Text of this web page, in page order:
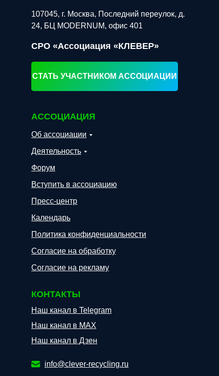
АССОЦИАЦИЯ
Об ассоциации
Деятельность
Форум
Вступить в ассоциацию
Пресс-центр
Календарь
Политика конфиденциальности
Согласие на обработку
Согласие на рекламу
107045, г. Москва, Последний переулок, д.
24, БЦ MODERNUM, офис 401
СРО «Ассоциация «КЛЕВЕР»
СТАТЬ УЧАСТНИКОМ АССОЦИАЦИИ
КОНТАКТЫ
Наш канал в Telegram
Наш канал в МАХ
Наш канал в Дзен
info@clever-recycling.ru